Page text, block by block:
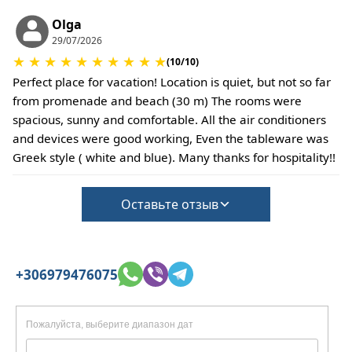
прибытия.
Заезд – 15:30, выезд – 10:30.
Тихие часы с 15:00 до 18:00
Этот объект размещения не требует внесения
залога на случай причинения ущерба при
регистрации заезда.
Однако выезд может быть завершен только
после проверки общего состояния дома.
с небольшими домашними животными.
Необходимо подтвердить это во время
залог на случай ущерба)
Olga
29/07/2026
★ ★ ★ ★ ★ ★ ★ ★ ★ ★(10/10)
Perfect place for vacation! Location is quiet, but not so far
from promenade and beach (30 m) The rooms were
spacious, sunny and comfortable. All the air conditioners
and devices were good working, Even the tableware was
Greek style ( white and blue). Many thanks for hospitality!!
Оставьте отзыв
+306979476075
Пожалуйста, выберите диапазон дат